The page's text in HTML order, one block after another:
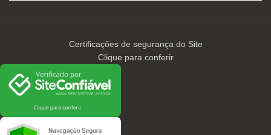
Certificações de segurança do Site
Clique para conferir